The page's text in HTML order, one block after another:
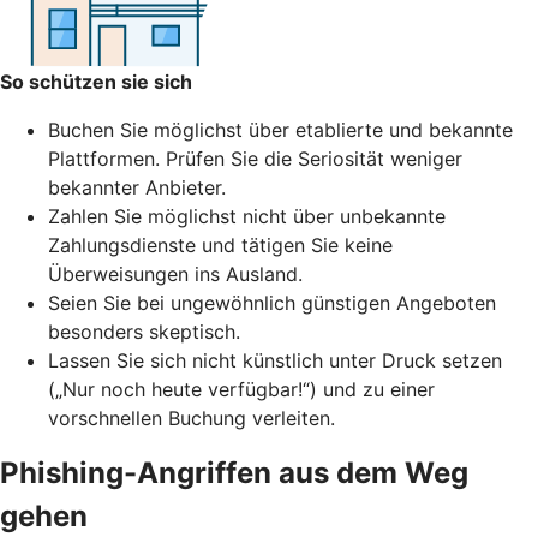
So schützen sie sich
Buchen Sie möglichst über etablierte und bekannte
Plattformen. Prüfen Sie die Seriosität weniger
bekannter Anbieter.
Zahlen Sie möglichst nicht über unbekannte
Zahlungsdienste und tätigen Sie keine
Überweisungen ins Ausland.
Seien Sie bei ungewöhnlich günstigen Angeboten
besonders skeptisch.
Lassen Sie sich nicht künstlich unter Druck setzen
(„Nur noch heute verfügbar!“) und zu einer
vorschnellen Buchung verleiten.
Phishing-Angriffen aus dem Weg
gehen